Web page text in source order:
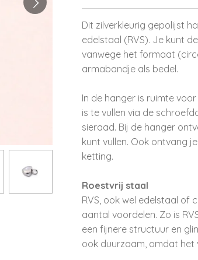
Dit zilverkleurig gepolijst
edelstaal (RVS). Je kunt
vanwege het formaat
armabandje als bedel.
In de hanger is ruimte
is te vullen via de
sieraad. Bij de hanger
kunt vullen. Ook ontvang
ketting.
Roestvrij staal
RVS, ook wel edelstaal of
aantal voordelen. Zo is
een fijnere structuur en
ook duurzaam, omdat het